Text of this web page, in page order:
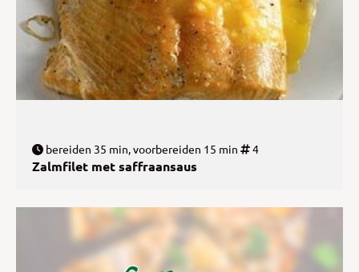
bereiden 35 min, voorbereiden 15 min 4
Zalmfilet met saffraansaus